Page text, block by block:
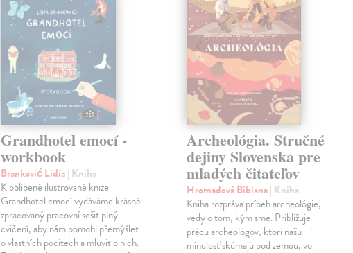
Grandhotel emocí -
workbook
Branković Lidia| Kniha
K oblíbené ilustrované knize
Grandhotel emocí vydáváme krásně
zpracovaný pracovní sešit plný
cvičení, aby nám pomohl přemýšlet
o vlastních pocitech a mluvit o nich.
Archeológia. Stručné
dejiny Slovenska pre
mladých čitateľov
Hromadová Bibiana| Kniha
Kniha rozpráva príbeh archeológie,
vedy o tom, kým sme. Približuje
prácu archeológov, ktorí našu
minulosť skúmajú pod zemou, vo